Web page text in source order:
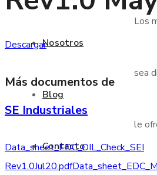
Nosotros
Blog
Contacto
Los
sea
le
Descargar
Más documentos de
SE Industriales
Data_sheet_EDC_OIL_Check_SEI
Rev1.0Jul20.pdf